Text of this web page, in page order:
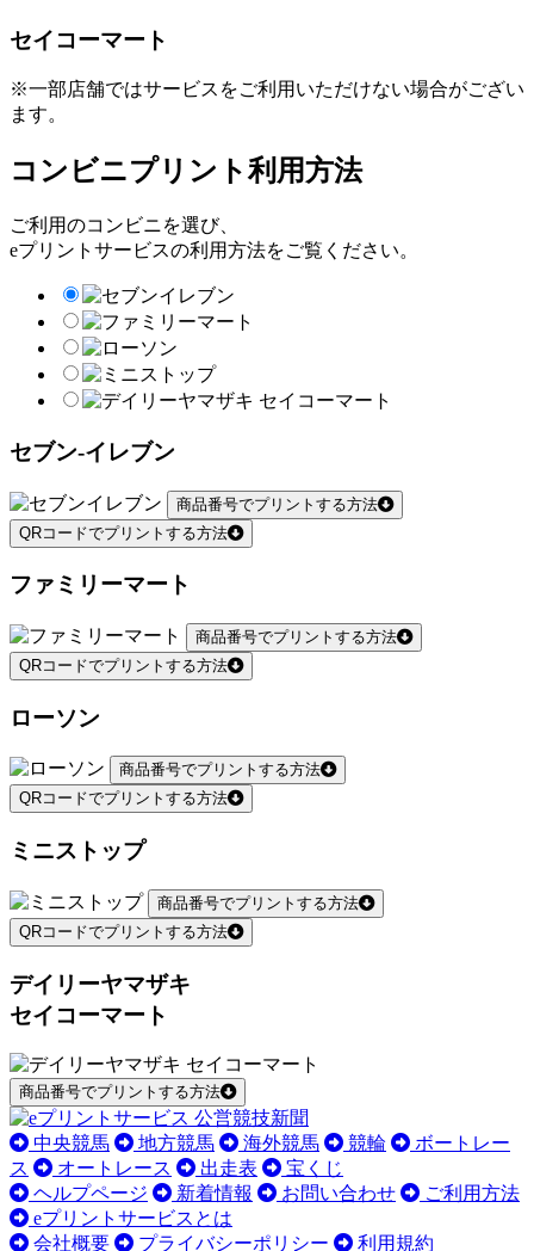
セイコーマート
※一部店舗ではサービスをご利用いただけない場合がござい
ます。
コンビニプリント利用方法
ご利用のコンビニを選び、
eプリントサービスの利用方法をご覧ください。
セブン-イレブン
商品番号でプリントする方法
QRコードでプリントする方法
ファミリーマート
商品番号でプリントする方法
QRコードでプリントする方法
ローソン
商品番号でプリントする方法
QRコードでプリントする方法
ミニストップ
商品番号でプリントする方法
QRコードでプリントする方法
デイリーヤマザキ
セイコーマート
商品番号でプリントする方法
中央競馬 地方競馬 海外競馬 競輪
ボートレー
ス
オートレース 出走表
宝くじ
ヘルプページ
新着情報 お問い合わせ
ご利用方法
eプリントサービスとは
会社概要
プライバシーポリシー 利用規約